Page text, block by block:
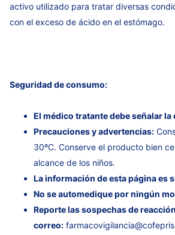
activo utilizado para tratar diversas
con el exceso de ácido en el estómago.
Seguridad de consumo:
El médico tratante debe señalar
Precauciones y advertencias:
30ºC. Conserve el producto bien
alcance de los niños.
La información de esta página es
No se automedique por ningún
Reporte las sospechas de
correo: